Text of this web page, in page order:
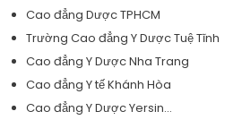
Cao đẳng Dược TPHCM
Trường Cao đẳng Y Dược Tuệ Tĩnh
Cao đẳng Y Dược Nha Trang
Cao đẳng Y tế Khánh Hòa
Cao đẳng Y Dược Yersin…